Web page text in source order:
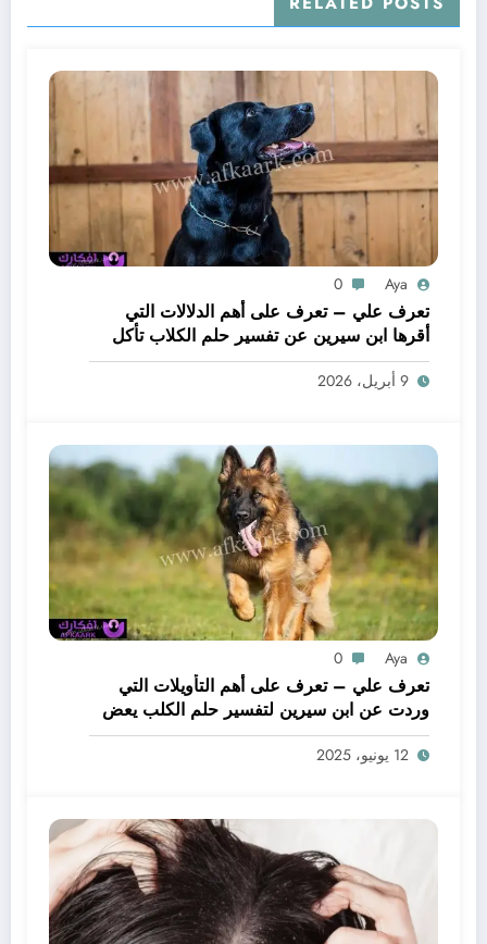
Aya
0
تعرف علي – تعرف على أهم الدلالات التي
أقرها ابن سيرين عن تفسير حلم الكلاب تأكل
لحم – بالتفصيل
9 أبريل، 2026
Aya
0
تعرف علي – تعرف على أهم التأويلات التي
وردت عن ابن سيرين لتفسير حلم الكلب يعض
يدي – بالتفصيل
12 يونيو، 2025